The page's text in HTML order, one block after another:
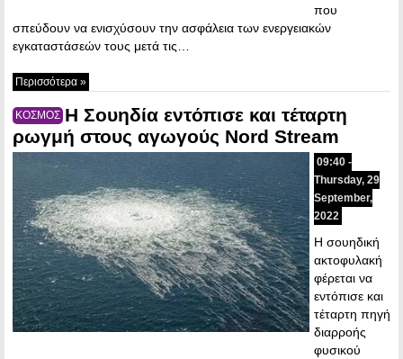
που
σπεύδουν να ενισχύσουν την ασφάλεια των ενεργειακών
εγκαταστάσεών τους μετά τις…
Περισσότερα »
ΚΟΣΜΟΣ Η Σουηδία εντόπισε και τέταρτη
ρωγμή στους αγωγούς Nord Stream
09:40 -
Thursday, 29
September,
2022
Η σουηδική
ακτοφυλακή
φέρεται να
εντόπισε και
τέταρτη πηγή
διαρροής
φυσικού